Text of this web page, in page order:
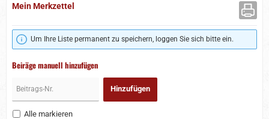
Mein Merkzettel
Um Ihre Liste permanent zu speichern, loggen Sie sich bitte ein.
Beiräge manuell hinzufügen
Hinzufügen
Alle markieren